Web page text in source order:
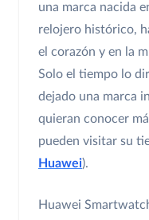
una marca nacida
relojero histórico,
el corazón y en la
Solo el tiempo lo
dejado una marca
quieran conocer
pueden visitar su
Huawei).
Huawei